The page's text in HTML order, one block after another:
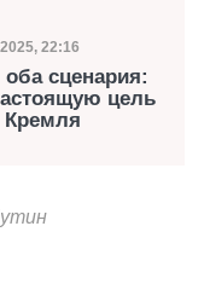
22:16
сценария:
цель
Кремля